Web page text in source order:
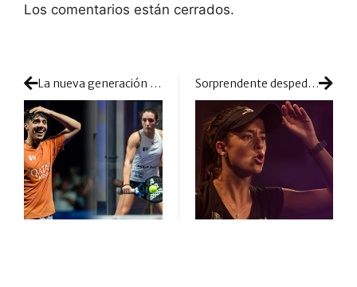
Los comentarios están cerrados.
La nueva generación de jugadores de pádel y sus hazañas Sorprendente despedida: Anna Cortiles da un paso al lado y deja la competición